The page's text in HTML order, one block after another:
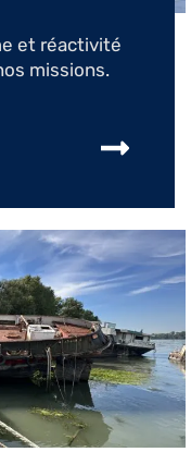
et réactivité
missions.